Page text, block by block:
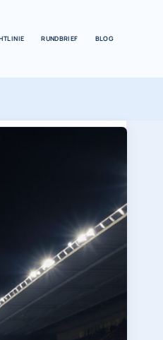
RUNDBRIEF BLOG